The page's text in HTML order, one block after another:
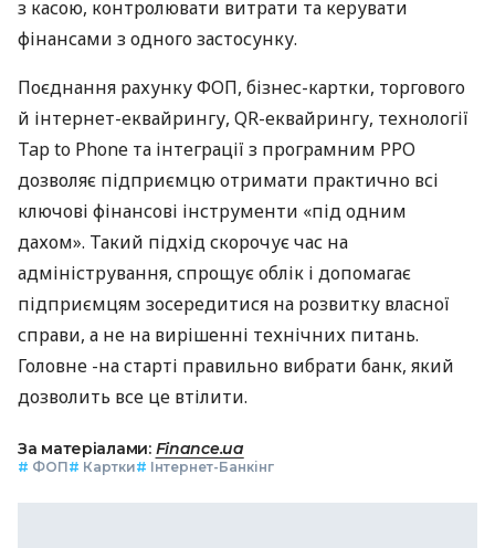
з касою, контролювати витрати та керувати
фінансами з одного застосунку.
Поєднання рахунку ФОП, бізнес-картки, торгового
й інтернет-еквайрингу, QR-еквайрингу, технології
Tap to Phone та інтеграції з програмним РРО
дозволяє підприємцю отримати практично всі
ключові фінансові інструменти «під одним
дахом». Такий підхід скорочує час на
адміністрування, спрощує облік і допомагає
підприємцям зосередитися на розвитку власної
справи, а не на вирішенні технічних питань.
Головне -на старті правильно вибрати банк, який
дозволить все це втілити.
За матеріалами: Finance.ua
# ФОП# Картки# Інтернет-Банкінг